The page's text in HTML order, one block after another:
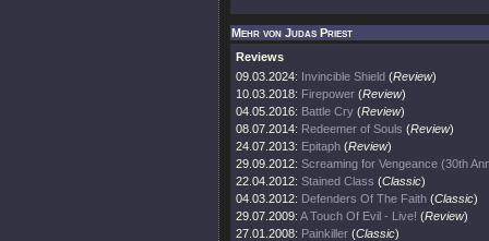
Mehr von Judas Priest
Reviews
09.03.2024: Invincible Shield (Review)
10.03.2018: Firepower (Review)
04.05.2016: Battle Cry (Review)
08.07.2014: Redeemer of Souls (Review)
24.07.2013: Epitaph (Review)
29.09.2012: Screaming for Vengeance (30th
22.04.2012: Stained Class (Classic)
04.03.2012: Defenders Of The Faith (Classic)
29.07.2009: A Touch Of Evil - Live! (Review)
27.01.2008: Painkiller (Classic)